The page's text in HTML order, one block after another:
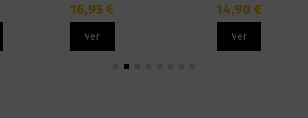
Drops
16,95 €
Ver
14,90 €
Ver